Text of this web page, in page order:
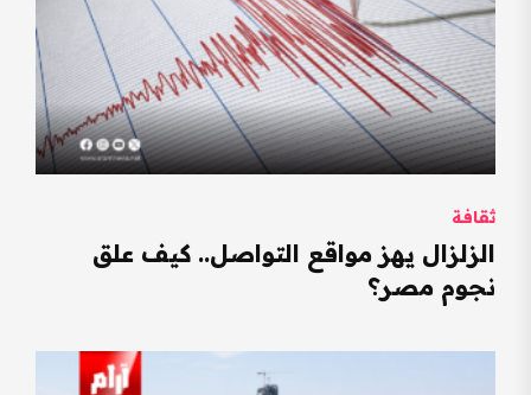
ثقافة
الزلزال يهز مواقع التواصل.. كيف علق
نجوم مصر؟